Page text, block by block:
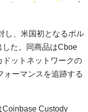
し、米国初となるポル
た。同商品はCboe
ドットネットワークの
ォーマンスを追跡する
Coinbase Custody